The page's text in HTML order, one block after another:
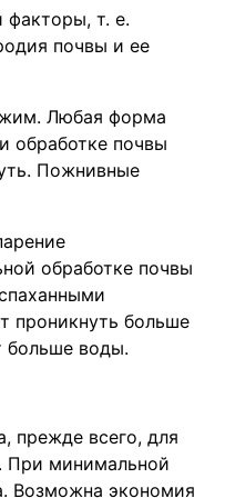
факторы, т. е.
почвы и ее
Любая форма
обработке почвы
Пожнивные
обработке почвы
проникнуть больше
больше воды.
прежде всего, для
При минимальной
Возможна экономия